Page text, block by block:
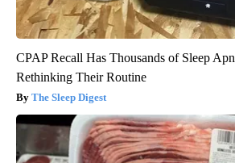
CPAP Recall Has Thousands of Sleep
Rethinking Their Routine
The Sleep Digest